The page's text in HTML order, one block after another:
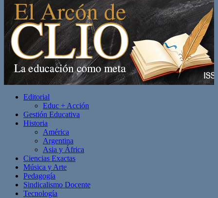
Editorial
Educ + Acción
Gestión Educativa
Historia
América
Argentina
Asia y África
Ciencias Exactas
Música y Arte
Pedagogía
Sindicalismo Docente
Tecnología